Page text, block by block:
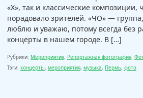
«X», так и классические композиции,
порадовало зрителей. «ЧО» —
люблю и уважаю, потому всегда без
концерты в нашем городе. В […]
Рубрики: Мероприятия, Репортажная фотография,
Тэги: концерты, мероприятия, музыка, Пермь, фото